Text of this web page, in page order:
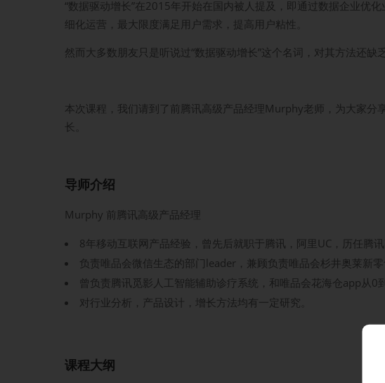
“数据驱动增长”在2015年开始在国内被人提及，即通过数据企业优
细化运营，最大限度满足用户需求，提高用户粘性。
然而大多数朋友只是听说过“数据驱动增长”这个名词，对其方法还缺乏
本次课程，我们请到了前腾讯高级产品经理Murphy老师，为大家分
长。
导师介绍
Murphy 前腾讯高级产品经理
8年移动互联网产品经验，曾先后就职于腾讯，阿里UC，历任腾
负责唯品会微信生态的部门leader，兼顾负责唯品会杉井奥莱新零
曾负责腾讯觅影人工智能辅助诊疗系统，和唯品会花海仓app从0
对行业分析，产品设计，增长方法均有一定研究。
课程大纲